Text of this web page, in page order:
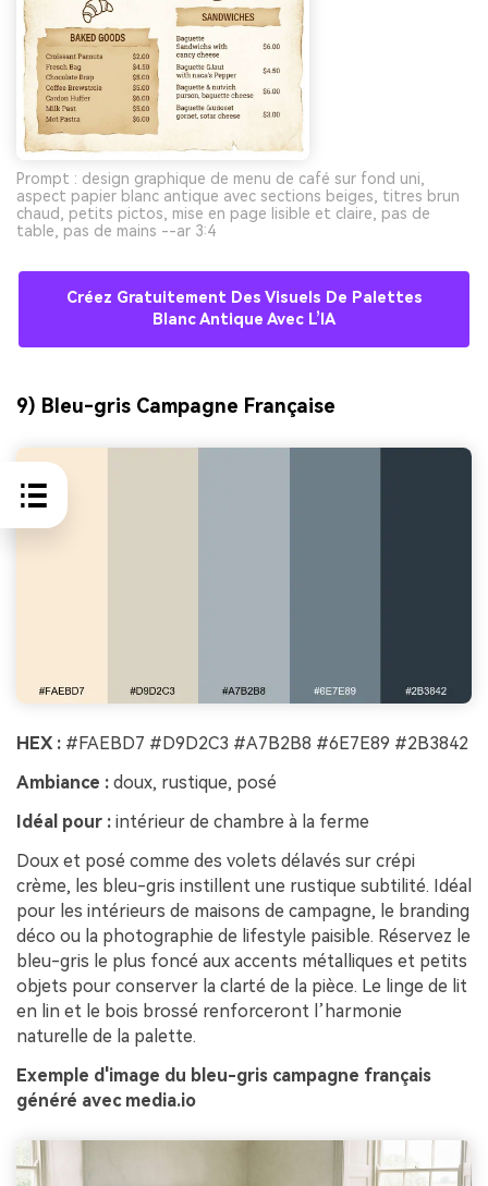
Prompt : design graphique de menu de café sur fond uni,
aspect papier blanc antique avec sections beiges, titres brun
chaud, petits pictos, mise en page lisible et claire, pas de
table, pas de mains --ar 3:4
Créez Gratuitement Des Visuels De Palettes
Blanc Antique Avec L’IA
9) Bleu-gris Campagne Française
HEX : #FAEBD7 #D9D2C3 #A7B2B8 #6E7E89 #2B3842
Ambiance : doux, rustique, posé
Idéal pour : intérieur de chambre à la ferme
Doux et posé comme des volets délavés sur crépi
crème, les bleu-gris instillent une rustique subtilité. Idéal
pour les intérieurs de maisons de campagne, le branding
déco ou la photographie de lifestyle paisible. Réservez le
bleu-gris le plus foncé aux accents métalliques et petits
objets pour conserver la clarté de la pièce. Le linge de lit
en lin et le bois brossé renforceront l’harmonie
naturelle de la palette.
Exemple d'image du bleu-gris campagne français
généré avec media.io